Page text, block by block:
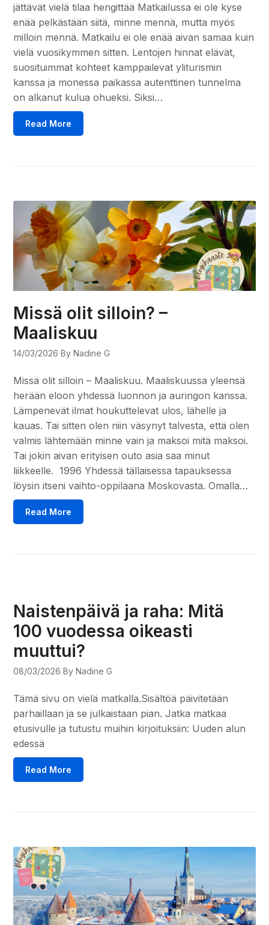
jättävät vielä tilaa hengittää Matkailussa ei ole kyse
enää pelkästään siitä, minne mennä, mutta myös
milloin mennä. Matkailu ei ole enää aivan samaa kuin
vielä vuosikymmen sitten. Lentojen hinnat elävät,
suosituimmat kohteet kamppailevat yliturismin
kanssa ja monessa paikassa autenttinen tunnelma
on alkanut kulua ohueksi. Siksi…
Read More
Missä olit silloin? –
Maaliskuu
14/03/2026 By Nadine G
Missä olit silloin – Maaliskuu. Maaliskuussa yleensä
herään eloon yhdessä luonnon ja auringon kanssa.
Lämpenevät ilmat houkuttelevat ulos, lähelle ja
kauas. Tai sitten olen niin väsynyt talvesta, että olen
valmis lähtemään minne vain ja maksoi mitä maksoi.
Tai jokin aivan erityisen outo asia saa minut
liikkeelle. 1996 Yhdessä tällaisessa tapauksessa
löysin itseni vaihto-oppilaana Moskovasta. Omalla…
Read More
Naistenpäivä ja raha: Mitä
100 vuodessa oikeasti
muuttui?
08/03/2026 By Nadine G
Tämä sivu on vielä matkalla.Sisältöä päivitetään
parhaillaan ja se julkaistaan pian. Jatka matkaa
etusivulle ja tutustu muihin kirjoituksiin: Uuden alun
edessä
Read More